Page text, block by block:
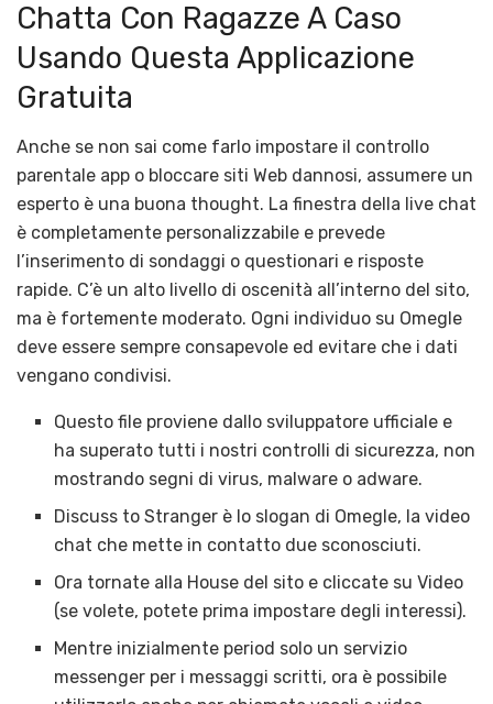
Chatta Con Ragazze A Caso
Usando Questa Applicazione
Gratuita
Anche se non sai come farlo impostare il controllo
parentale app o bloccare siti Web dannosi, assumere un
esperto è una buona thought. La finestra della live chat
è completamente personalizzabile e prevede
l’inserimento di sondaggi o questionari e risposte
rapide. C’è un alto livello di oscenità all’interno del sito,
ma è fortemente moderato. Ogni individuo su Omegle
deve essere sempre consapevole ed evitare che i dati
vengano condivisi.
Questo file proviene dallo sviluppatore ufficiale e
ha superato tutti i nostri controlli di sicurezza, non
mostrando segni di virus, malware o adware.
Discuss to Stranger è lo slogan di Omegle, la video
chat che mette in contatto due sconosciuti.
Ora tornate alla House del sito e cliccate su Video
(se volete, potete prima impostare degli interessi).
Mentre inizialmente period solo un servizio
messenger per i messaggi scritti, ora è possibile